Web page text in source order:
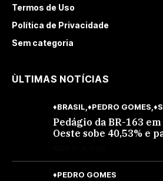
Termos de Uso
Política de Privacidade
Sem categoria
ÙLTIMAS NOTÍCIAS
♦BRASIL ♦PEDRO GOMES
Pedágio da BR-163
Oeste sobe 40,53% e
♦PEDRO GOMES